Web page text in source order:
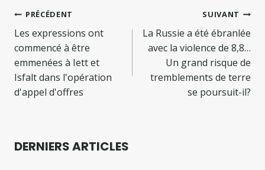
Navigation
de
l’article
PRÉCÉDENT
Les expressions ont
commencé à être
emmenées à Iett et
Isfalt dans l'opération
d'appel d'offres
SUIVANT
La Russie a été ébranlée
avec la violence de 8,8…
Un grand risque de
tremblements de terre
se poursuit-il?
DERNIERS ARTICLES